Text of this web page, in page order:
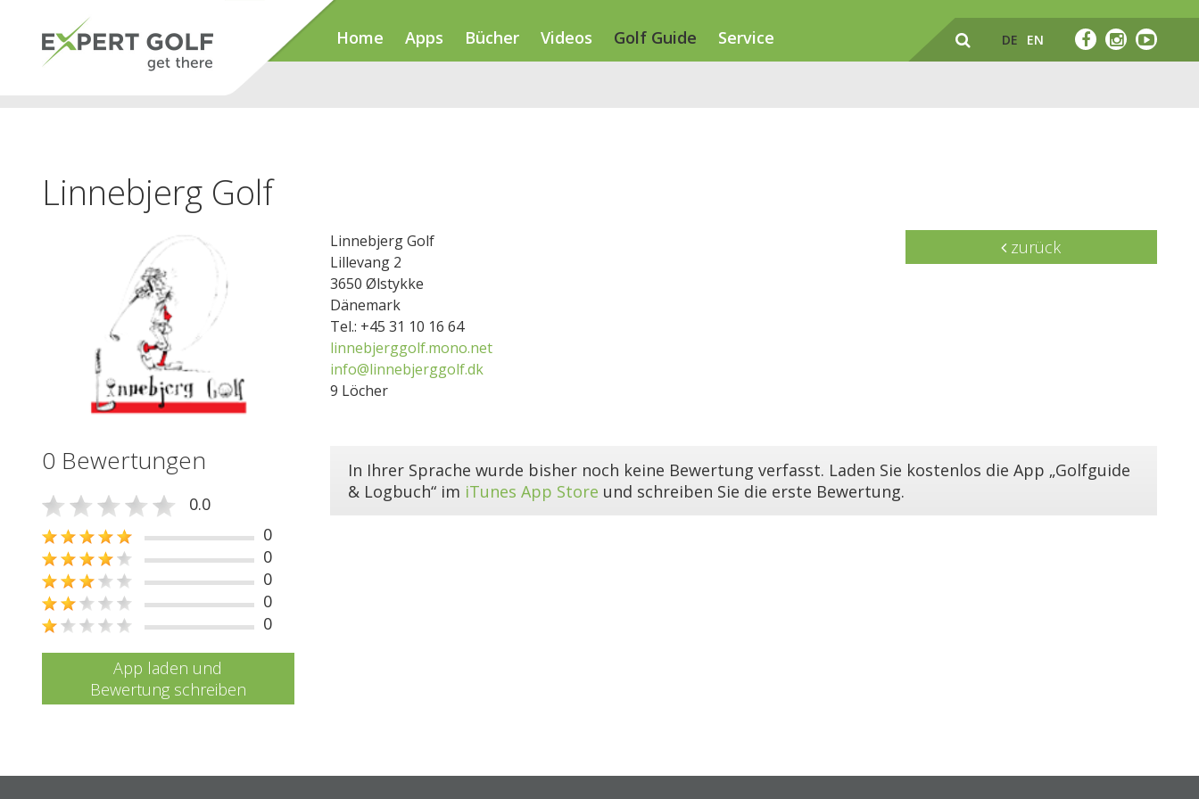
Home Apps Bücher Videos Golf Guide Service DE EN
Linnebjerg Golf
Linnebjerg Golf
Lillevang 2
3650 Ølstykke
Dänemark
Tel.: +45 31 10 16 64
linnebjerggolf.mono.net
info@linnebjerggolf.dk
9 Löcher
zurück
0 Bewertungen
0.0
0
0
0
0
0
App laden und
Bewertung schreiben
In Ihrer Sprache wurde bisher noch keine Bewertung verfasst. Laden Sie kostenlos die App „Golfguide
& Logbuch“ im iTunes App Store und schreiben Sie die erste Bewertung.